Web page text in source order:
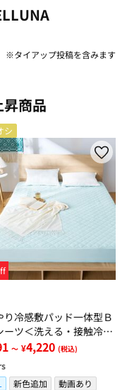
※タイアップ投稿を含みます
商品
シ
り冷感敷パッド一体型Ｂ
ーツ＜洗える・接触冷
防臭・時短・家事楽・
スシーツ・寝苦しさ対策
～ ¥4,220 (税込)
新色追加
動画あり